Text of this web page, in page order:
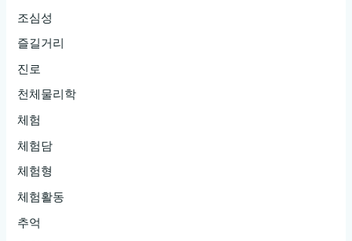
조심성
즐길거리
진로
천체물리학
체험
체험담
체험형
체험활동
추억